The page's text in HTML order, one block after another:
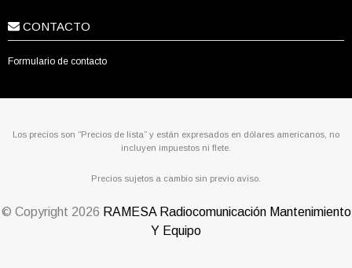
CONTACTO
Formulario de contacto
Los precios son “Precios de lista” y están expresados en dólares americanos, no
incluyen impuestos ni flete.
Precios sujetos a cambio sin previo aviso.
© Copyright 2026 RAMESA Radiocomunicación Mantenimiento
Y Equipo